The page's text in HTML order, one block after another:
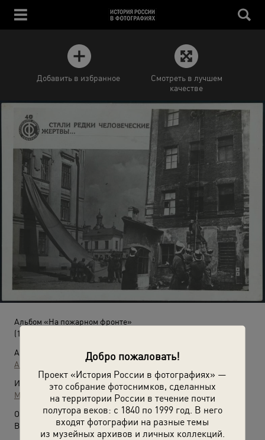
Добро пожаловать!
Проект «История России в фотографиях» —
это собрание фотоснимков, сделанных
на территории России в течение почти
полутора веков: с 1840 по 1999 год. В него
входят фотографии на разные темы
из музейных архивов и личных коллекций.
Добавить в избранное
Смотреть в лучшем
качестве
Альбом «На пожарном фронте»
(1935 год)
Автор:
А. Штейнгард
Источники:
МАММ / МДФ
О фотографии:
Выставка
«На пожарном фронте» с этой фотографией.